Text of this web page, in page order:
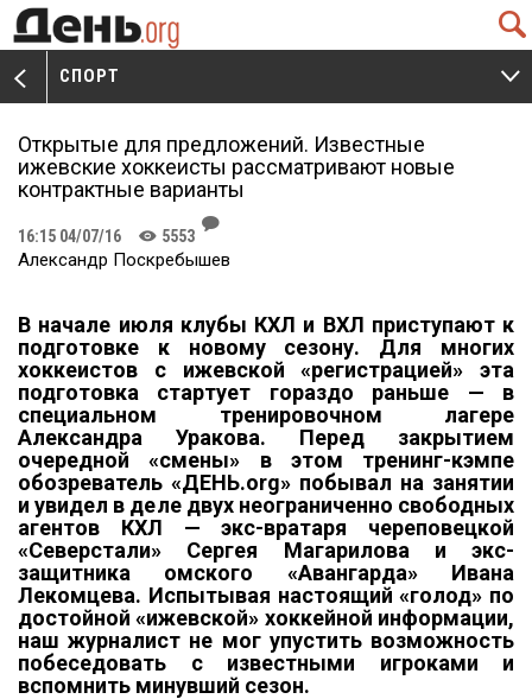
Q
V
СПОРТ
W
Открытые для предложений. Известные
ижевские хоккеисты рассматривают новые
контрактные варианты
16:15 04/07/16 K 5553
J
Александр Поскребышев
В начале июля клубы КХЛ и ВХЛ приступают к
подготовке к новому сезону. Для многих
хоккеистов с ижевской «регистрацией» эта
подготовка стартует гораздо раньше — в
специальном тренировочном лагере
Александра Уракова. Перед закрытием
очередной «смены» в этом тренинг-кэмпе
обозреватель «ДЕНЬ.org» побывал на занятии
и увидел в деле двух неограниченно свободных
агентов КХЛ — экс-вратаря череповецкой
«Северстали» Сергея Магарилова и экс-
защитника омского «Авангарда» Ивана
Лекомцева. Испытывая настоящий «голод» по
достойной «ижевской» хоккейной информации,
наш журналист не мог упустить возможность
побеседовать с известными игроками и
вспомнить минувший сезон.